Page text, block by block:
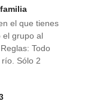
el que tienes
el grupo al
Todo
Sólo 2